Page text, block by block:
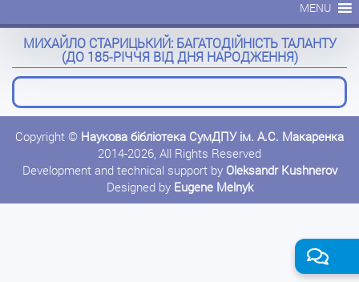
MENU
МИХАЙЛО СТАРИЦЬКИЙ: БАГАТОДІЙНІСТЬ ТАЛАНТУ
(ДО 185-РІЧЧЯ ВІД ДНЯ НАРОДЖЕННЯ)
Copyright © Наукова бібліотека СумДПУ ім. А.С. Макаренка
2014-2026, All Rights Reserved
Development and technical support by Oleksandr Kushnerov
Designed by Eugene Melnyk